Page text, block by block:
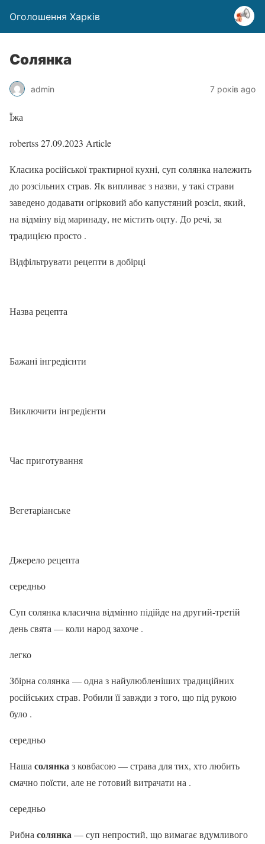
Оголошення Харків
Солянка
admin 7 років ago
Їжа
robertss27.09.2023 Article
Класика російської трактирної кухні, суп солянка належить
до розсільних страв. Як випливає з назви, у такі страви
заведено додавати огірковий або капустяний розсіл, який,
на відміну від маринаду, не містить оцту. До речі, за
традицією просто .
Відфільтрувати рецепти в добірці
Назва рецепта
Бажані інгредієнти
Виключити інгредієнти
Час приготування
Вегетаріанське
Джерело рецепта
середньо
Суп солянка класична відмінно підійде на другий-третій
день свята — коли народ захоче .
легко
Збірна солянка — одна з найулюбленіших традиційних
російських страв. Робили її завжди з того, що під рукою
було .
середньо
Наша солянказ ковбасою — страва для тих, хто любить
смачно поїсти, але не готовий витрачати на .
середньо
Рибна солянка— суп непростий, що вимагає вдумливого